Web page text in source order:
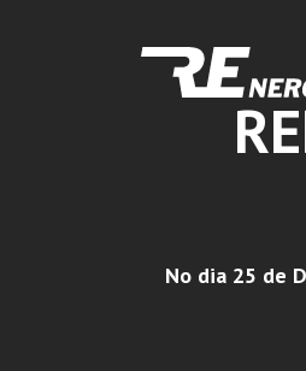
No dia 25 de